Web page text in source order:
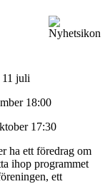
juli
18:00
17:30
ha ett föredrag om
ihop programmet
ett